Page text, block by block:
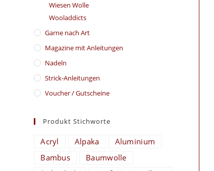
Wiesen Wolle
Wooladdicts
Garne nach Art
Magazine mit Anleitungen
Nadeln
Strick-Anleitungen
Voucher / Gutscheine
Produkt Stichworte
Acryl Alpaka
Aluminium
Bambus
Baumwolle